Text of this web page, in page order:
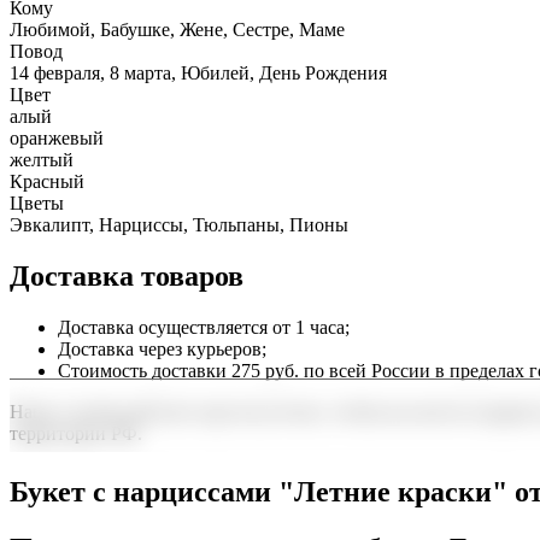
Кому
Любимой, Бабушке, Жене, Сестре, Маме
Повод
14 февраля, 8 марта, Юбилей, День Рождения
Цвет
алый
оранжевый
желтый
Красный
Цветы
Эвкалипт, Нарциссы, Тюльпаны, Пионы
Доставка товаров
Доставка осуществляется от 1 часа;
Доставка через курьеров;
Стоимость доставки 275 руб. по всей России в пределах
Наша служба работает круглосуточно, чтобы вы могли
территории РФ.
точность до минуты. Выбирайте, где купить и сколько стоит
Букет с нарциссами "Летние краски"